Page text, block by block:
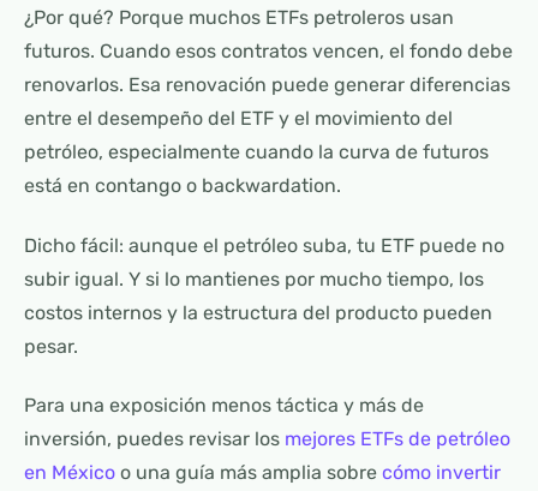
¿Por qué? Porque muchos ETFs petroleros usan
futuros. Cuando esos contratos vencen, el fondo debe
renovarlos. Esa renovación puede generar diferencias
entre el desempeño del ETF y el movimiento del
petróleo, especialmente cuando la curva de futuros
está en contango o backwardation.
Dicho fácil: aunque el petróleo suba, tu ETF puede no
subir igual. Y si lo mantienes por mucho tiempo, los
costos internos y la estructura del producto pueden
pesar.
Para una exposición menos táctica y más de
inversión, puedes revisar los mejores ETFs de petróleo
en México o una guía más amplia sobre cómo invertir